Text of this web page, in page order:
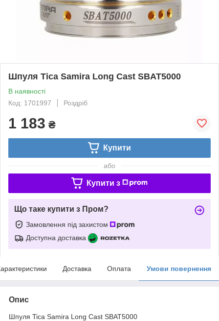
Шпуля Tica Samira Long Cast SBAT5000
В наявності
Код: 1701997
Роздріб
1 183 ₴
Купити
або
Купити з
Що таке купити з Пром?
Замовлення під захистом
Доступна доставка
Доставка Оплата Умови повернення
Опис
Шпуля Tica Samira Long Cast SBAT5000